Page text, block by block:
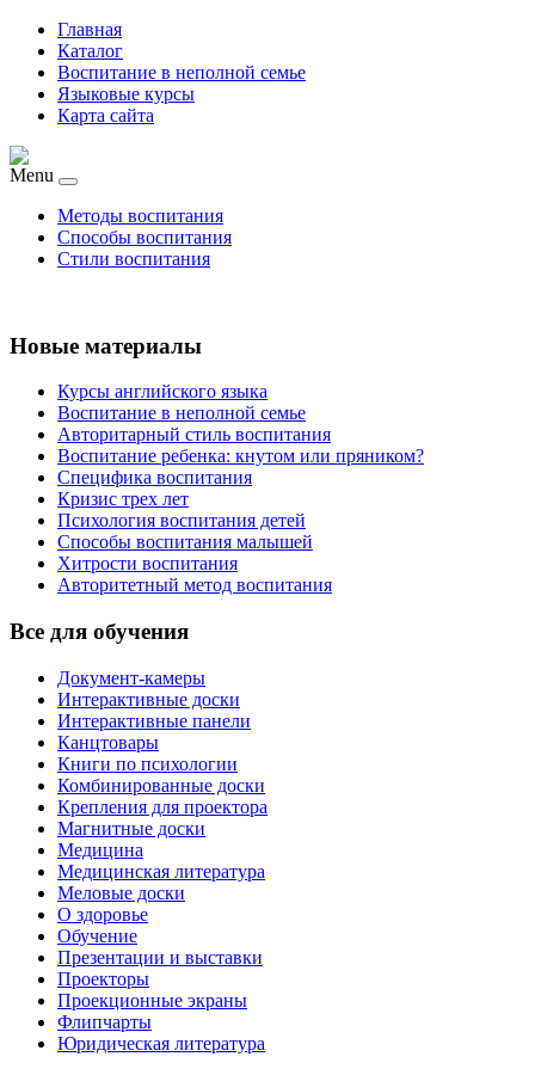
Главная
Каталог
Воспитание в неполной семье
Языковые курсы
Карта сайта
Menu
Методы воспитания
Способы воспитания
Стили воспитания
Новые материалы
Курсы английского языка
Воспитание в неполной семье
Авторитарный стиль воспитания
Воспитание ребенка: кнутом или пряником?
Специфика воспитания
Кризис трех лет
Психология воспитания детей
Способы воспитания малышей
Хитрости воспитания
Авторитетный метод воспитания
Все для обучения
Документ-камеры
Интерактивные доски
Интерактивные панели
Канцтовары
Книги по психологии
Комбинированные доски
Крепления для проектора
Магнитные доски
Медицина
Медицинская литература
Меловые доски
О здоровье
Обучение
Презентации и выставки
Проекторы
Проекционные экраны
Флипчарты
Юридическая литература